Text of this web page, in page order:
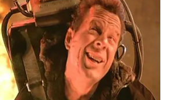
มสำเร็จ ทรัพย์ ลาภยศ
น. และ 13.13-15.36 น.